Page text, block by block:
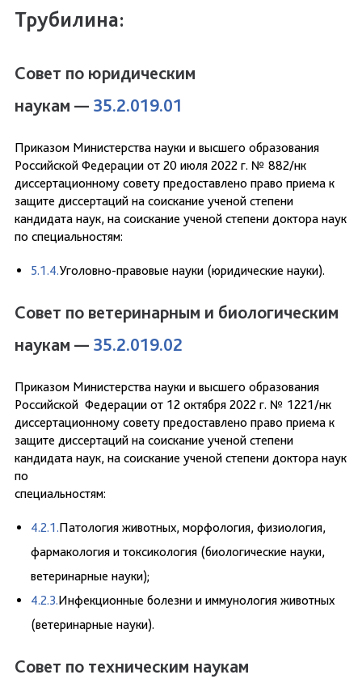
Трубилина:
Совет по юридическим
наукам — 35.2.019.01
Приказом Министерства науки и высшего образования
Российской Федерации от 20 июля 2022 г. № 882/нк
диссертационному совету предоставлено право приема к
защите диссертаций на соискание ученой степени
кандидата наук, на соискание ученой степени доктора наук
по специальностям:
5.1.4.Уголовно-правовые науки (юридические науки).
Совет по ветеринарным и биологическим
наукам — 35.2.019.02
Приказом Министерства науки и высшего образования
Российской Федерации от 12 октября 2022 г. № 1221/нк
диссертационному совету предоставлено право приема к
защите диссертаций на соискание ученой степени
кандидата наук, на соискание ученой степени доктора наук
по
специальностям:
4.2.1.Патология животных, морфология, физиология,
фармакология и токсикология (биологические науки,
ветеринарные науки);
4.2.3.Инфекционные болезни и иммунология животных
(ветеринарные науки).
Совет по техническим наукам